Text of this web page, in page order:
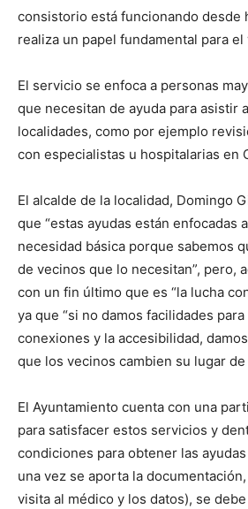
consistorio está funcionando desde
realiza un papel fundamental para
El servicio se enfoca a personas
que necesitan de ayuda para asistir
localidades, como por ejemplo
con especialistas u hospitalarias en
El alcalde de la localidad, Domingo
que “estas ayudas están enfocadas
necesidad básica porque sabemos
de vecinos que lo necesitan”, pero,
con un fin último que es “la lucha
ya que “si no damos facilidades
conexiones y la accesibilidad,
que los vecinos cambien su lugar de
El Ayuntamiento cuenta con una
para satisfacer estos servicios y
condiciones para obtener las
una vez se aporta la
visita al médico y los datos), se